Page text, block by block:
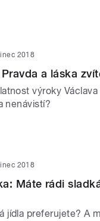
2018
a láska
výroky
nenávistí?
2018
Máte rádi
jídla preferujete? A